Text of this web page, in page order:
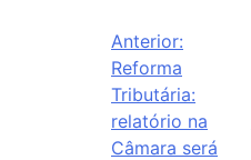
Anterior:
Reforma
Tributária:
relatório na
Câmara será